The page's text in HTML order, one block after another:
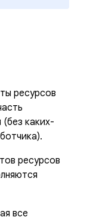
ресурсов
(без каких-
ресурсов
все